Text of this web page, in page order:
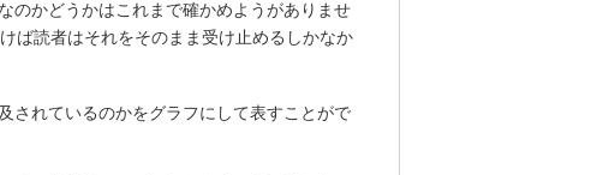
のかどうかはこれまで確かめようがありませ
ば読者はそれをそのまま受け止めるしかなか
されているのかをグラフにして表すことがで